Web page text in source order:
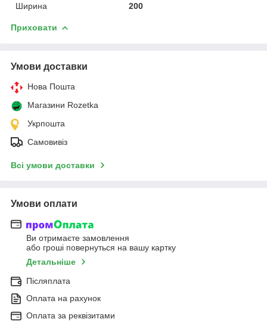
Ширина 200
Приховати
Умови доставки
Нова Пошта
Магазини Rozetka
Укрпошта
Самовивіз
Всі умови доставки
Умови оплати
Ви отримаєте замовлення
або гроші повернуться на вашу картку
Детальніше
Післяплата
Оплата на рахунок
Оплата за реквізитами